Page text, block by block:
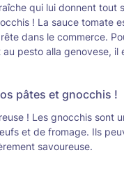
qui lui donnent tout
! La sauce tomate
dans le commerce.
pesto alla genovese, il
pâtes et gnocchis !
! Les gnocchis sont
et de fromage. Ils
savoureuse.